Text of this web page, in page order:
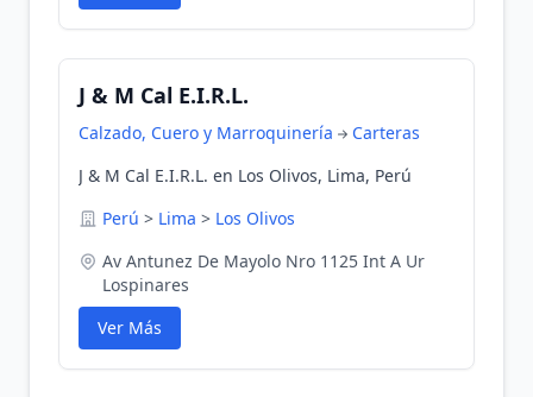
J & M Cal E.I.R.L.
Calzado, Cuero y Marroquinería
Carteras
J & M Cal E.I.R.L. en Los Olivos, Lima, Perú
Perú > Lima > Los Olivos
Av Antunez De Mayolo Nro 1125 Int A Ur
Lospinares
Ver Más